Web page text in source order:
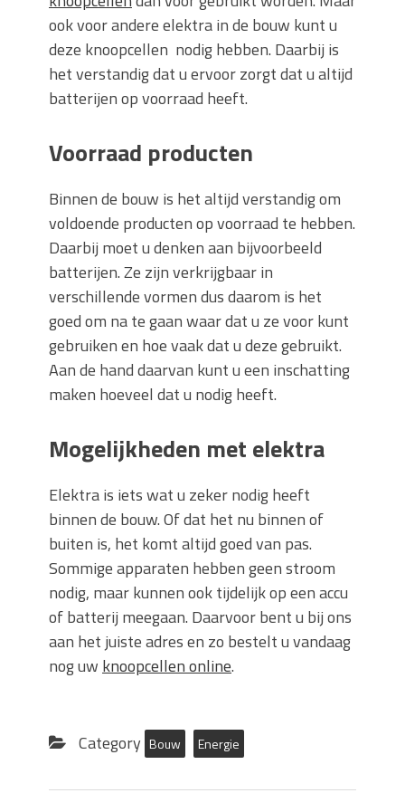
ook voor andere elektra in de bouw kunt u
deze knoopcellen nodig hebben. Daarbij is
het verstandig dat u ervoor zorgt dat u altijd
batterijen op voorraad heeft.
Voorraad producten
Binnen de bouw is het altijd verstandig om
voldoende producten op voorraad te hebben.
Daarbij moet u denken aan bijvoorbeeld
batterijen. Ze zijn verkrijgbaar in
verschillende vormen dus daarom is het
goed om na te gaan waar dat u ze voor kunt
gebruiken en hoe vaak dat u deze gebruikt.
Aan de hand daarvan kunt u een inschatting
maken hoeveel dat u nodig heeft.
Mogelijkheden met elektra
Elektra is iets wat u zeker nodig heeft
binnen de bouw. Of dat het nu binnen of
buiten is, het komt altijd goed van pas.
Sommige apparaten hebben geen stroom
nodig, maar kunnen ook tijdelijk op een accu
of batterij meegaan. Daarvoor bent u bij ons
aan het juiste adres en zo bestelt u vandaag
nog uw knoopcellen online.
Category Bouw Energie